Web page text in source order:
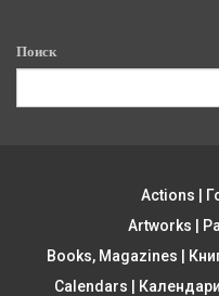
Поиск
Actions |
Artworks |
Books, Magazines |
Calendars | Календари